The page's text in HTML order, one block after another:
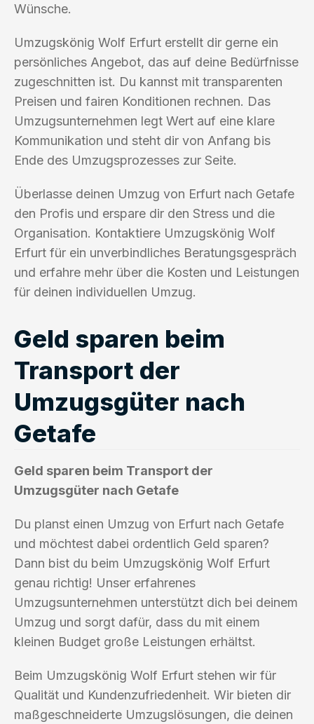
Wünsche.
Umzugskönig Wolf Erfurt erstellt dir gerne ein
persönliches Angebot, das auf deine Bedürfnisse
zugeschnitten ist. Du kannst mit transparenten
Preisen und fairen Konditionen rechnen. Das
Umzugsunternehmen legt Wert auf eine klare
Kommunikation und steht dir von Anfang bis
Ende des Umzugsprozesses zur Seite.
Überlasse deinen Umzug von Erfurt nach Getafe
den Profis und erspare dir den Stress und die
Organisation. Kontaktiere Umzugskönig Wolf
Erfurt für ein unverbindliches Beratungsgespräch
und erfahre mehr über die Kosten und Leistungen
für deinen individuellen Umzug.
Geld sparen beim
Transport der
Umzugsgüter nach
Getafe
Geld sparen beim Transport der
Umzugsgüter nach Getafe
Du planst einen Umzug von Erfurt nach Getafe
und möchtest dabei ordentlich Geld sparen?
Dann bist du beim Umzugskönig Wolf Erfurt
genau richtig! Unser erfahrenes
Umzugsunternehmen unterstützt dich bei deinem
Umzug und sorgt dafür, dass du mit einem
kleinen Budget große Leistungen erhältst.
Beim Umzugskönig Wolf Erfurt stehen wir für
Qualität und Kundenzufriedenheit. Wir bieten dir
maßgeschneiderte Umzugslösungen, die deinen